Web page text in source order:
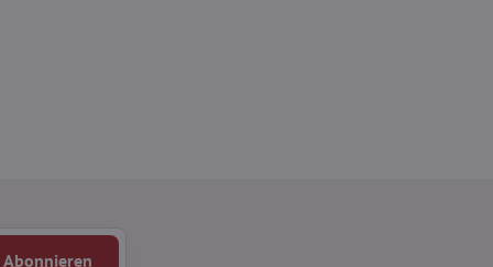
Abonnieren